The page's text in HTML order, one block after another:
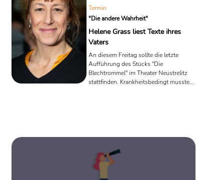
Termin
"Die andere Wahrheit"
Helene Grass liest Texte ihres
Vaters
An diesem Freitag sollte die letzte
Aufführung des Stücks "Die
Blechtrommel" im Theater Neustrelitz
stattfinden. Krankheitsbedingt musste